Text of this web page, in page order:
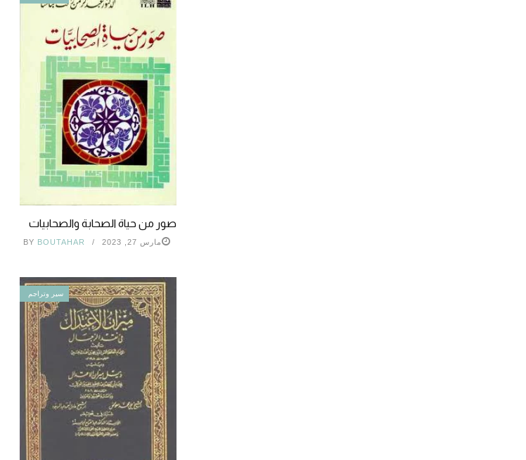
صور من حياة الصحابة والصحابيات
مارس 27, 2023 BY BOUTAHAR
سير وتراجم